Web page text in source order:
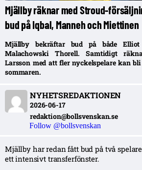
Mjällby räknar med Stroud-
bud på Iqbal, Manneh och Miettinen
Mjällby bekräftar bud på både
Malachowski Thorell. Samtidigt
Larsson med att fler nyckelspelare kan
sommaren.
NYHETSREDAKTIONEN
2026-06-17
redaktion@bollsvenskan.se
Follow @bollsvenskan
Mjällby har redan fått bud på två
ett intensivt transferfönster.